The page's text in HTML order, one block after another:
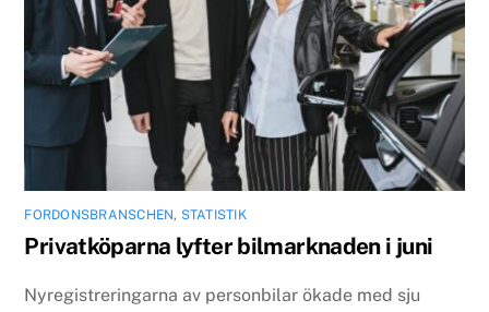
FORDONSBRANSCHEN, STATISTIK
Privatköparna lyfter bilmarknaden i juni
Nyregistreringarna av personbilar ökade med sju